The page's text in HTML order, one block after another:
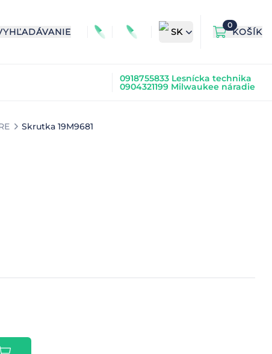
SK
0
KOŠÍK
0918755833 Lesnícka technika
0904321199 Milwaukee náradie
Skrutka 19M9681